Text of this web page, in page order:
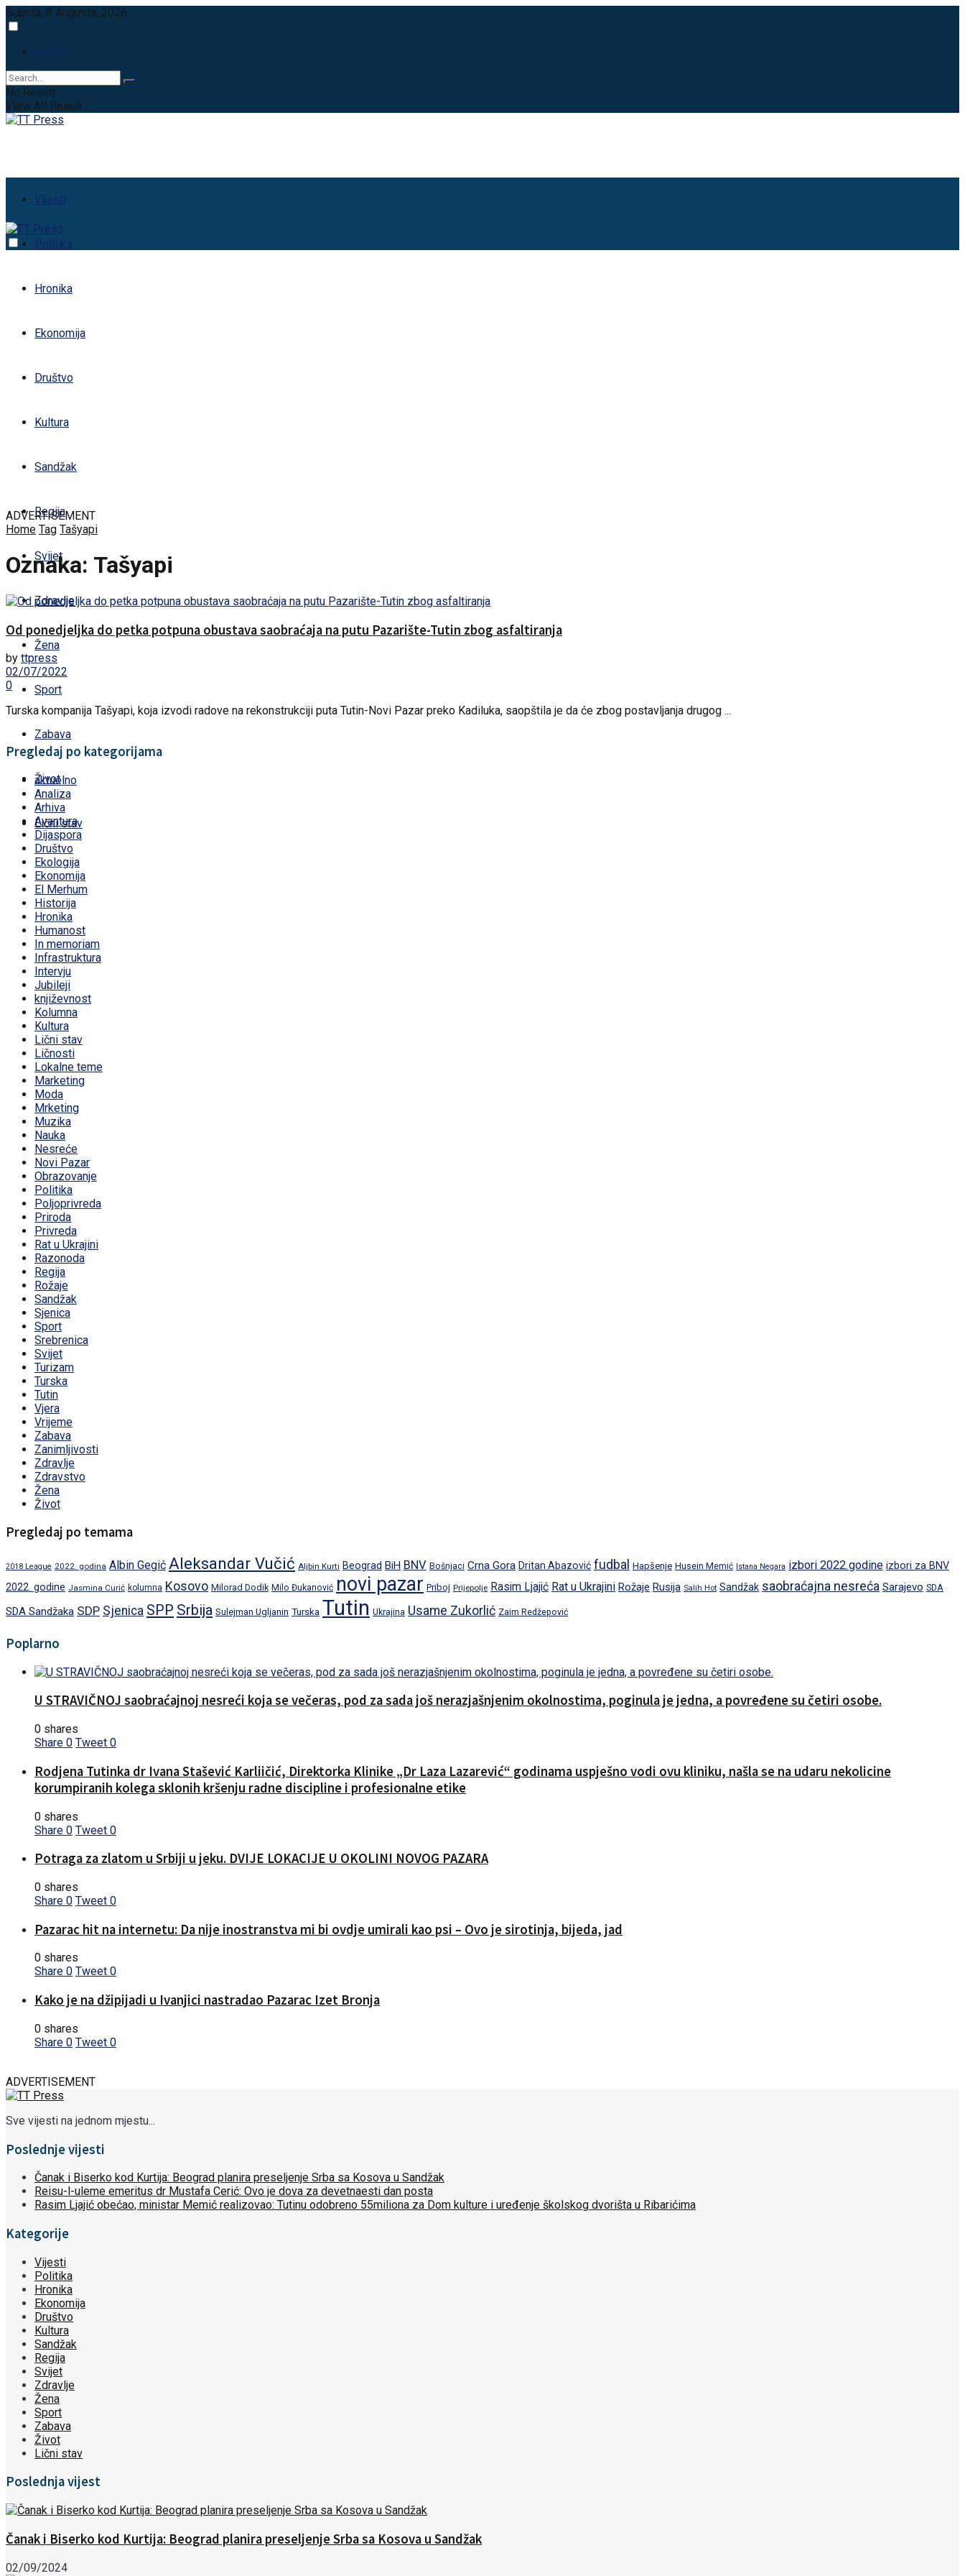
Subota, 8 Augusta, 2026
Login
No Result
View All Result
Vijesti
Politika
Hronika
Ekonomija
Društvo
Kultura
Sandžak
Regija
Svijet
Zdravlje
Žena
Sport
Zabava
Život
Lični stav
ADVERTISEMENT
Home Tag Tašyapi
Oznaka: Tašyapi
Od ponedjeljka do petka potpuna obustava saobraćaja na putu Pazarište-Tutin zbog asfaltiranja
by ttpress
02/07/2022
0
Turska kompanija Tašyapi, koja izvodi radove na rekonstrukciji puta Tutin-Novi Pazar preko Kadiluka, saopštila je da će zbog postavljanja drugog ...
Pregledaj po kategorijama
aktuelno
Analiza
Arhiva
Avantura
Dijaspora
Društvo
Ekologija
Ekonomija
El Merhum
Historija
Hronika
Humanost
In memoriam
Infrastruktura
Intervju
Jubileji
književnost
Kolumna
Kultura
Lični stav
Ličnosti
Lokalne teme
Marketing
Moda
Mrketing
Muzika
Nauka
Nesreće
Novi Pazar
Obrazovanje
Politika
Poljoprivreda
Priroda
Privreda
Rat u Ukrajini
Razonoda
Regija
Rožaje
Sandžak
Sjenica
Sport
Srebrenica
Svijet
Turizam
Turska
Tutin
Vjera
Vrijeme
Zabava
Zanimljivosti
Zdravlje
Zdravstvo
Žena
Život
Pregledaj po temama
2018 League 2022. godina Albin Gegić Aleksandar Vučić Aljbin Kurti Beograd BiH BNV Bošnjaci Crna Gora Dritan Abazović fudbal Hapšenje Husein Memić Istana Negara izbori 2022.godine izbori za BNV
2022. godine Jasmina Curić kolumna Kosovo Milorad Dodik Milo Đukanović novi pazar Priboj Prijepolje Rasim Ljajić Rat u Ukrajini Rožaje Rusija Salih Hot Sandžak saobraćajna nesreća Sarajevo SDA
SDA Sandžaka SDP Sjenica SPP Srbija Sulejman Ugljanin Turska Tutin Ukrajina Usame Zukorlić Zaim Redžepović
Poplarno
U STRAVIČNOJ saobraćajnoj nesreći koja se večeras, pod za sada još nerazjašnjenim okolnostima, poginula je jedna, a povređene su četiri osobe.
0 shares
Share 0 Tweet 0
Rodjena Tutinka dr Ivana Stašević Karliičić, Direktorka Klinike „Dr Laza Lazarević“ godinama uspješno vodi ovu kliniku, našla se na udaru nekolicine
korumpiranih kolega sklonih kršenju radne discipline i profesionalne etike
0 shares
Share 0 Tweet 0
Potraga za zlatom u Srbiji u jeku. DVIJE LOKACIJE U OKOLINI NOVOG PAZARA
0 shares
Share 0 Tweet 0
Pazarac hit na internetu: Da nije inostranstva mi bi ovdje umirali kao psi – Ovo je sirotinja, bijeda, jad
0 shares
Share 0 Tweet 0
Kako je na džipijadi u Ivanjici nastradao Pazarac Izet Bronja
0 shares
Share 0 Tweet 0
ADVERTISEMENT
Sve vijesti na jednom mjestu...
Poslednje vijesti
Čanak i Biserko kod Kurtija: Beograd planira preseljenje Srba sa Kosova u Sandžak
Reisu-l-uleme emeritus dr Mustafa Cerić: Ovo je dova za devetnaesti dan posta
Rasim Ljajić obećao, ministar Memić realizovao: Tutinu odobreno 55miliona za Dom kulture i uređenje školskog dvorišta u Ribarićima
Kategorije
Vijesti
Politika
Hronika
Ekonomija
Društvo
Kultura
Sandžak
Regija
Svijet
Zdravlje
Žena
Sport
Zabava
Život
Lični stav
Poslednja vijest
Čanak i Biserko kod Kurtija: Beograd planira preseljenje Srba sa Kosova u Sandžak
02/09/2024